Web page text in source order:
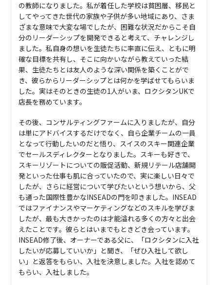
の教師になりました。私が着任した学校は貧困層、移民と
してやってきた世代の家族や子供が多い地域にあり、さま
ざまな意味で大変な場でしたが、困難な状況だからこそ自
分のリーダーシップを開発できると考えて、チャレンジし
ました。私自身の想いを生徒たちに率直に伝え、ともに明
確な目標を共有し、そこに向かいながら教えていった結
果、生徒たちとは友人のような深い関係を築くことがで
き、彼らからリーダーシップとは何かを学ばせてもらいま
した。実はそのときの生徒の1人がいま、ロクシタンUKで
店長を務めています。
その後、コンサルティングファームに入りましたが、自分
は単にアドバイスするだけでなく、自ら企業チームの一員
となって行動したいのだと悟り、スイスのスキー関連企業
でセールスディレクターとなりました。スキーも好きで、
スキーリゾートについての販促活動、新規リテール店舗開
発といった仕事も肌に合っていたので、実に楽しい日々で
したが、さらに経営について学びたいという想いから、父
も通った国際性豊かなINSEADの門を叩きました。INSEAD
ではファイナンスやマーケティングなどのスキルを学びま
したが、最も大きかったのは才能溢れる多くの方々と出会
えたことです。彼らとはいまでもときどき会っています。
INSEAD修了後、オーナーである父に、「ロクシタンに入社
したいが応募していいか」と聞き、「ぜひ入社して欲し
い」と返答をもらい、入社を決意しました。入社を認めて
もらい、入社しました。